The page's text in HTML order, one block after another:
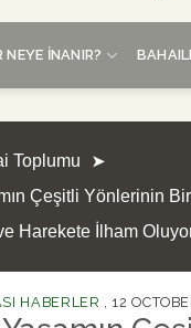
NEYE İNANIR?
Toplumu
Çeşitli Yönlerinin
Harekete İlham
HABERLER , 12